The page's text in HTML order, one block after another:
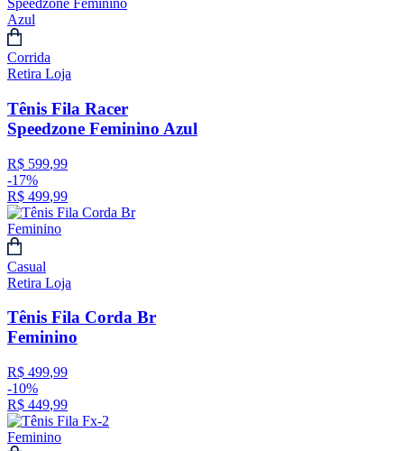
Corrida
Retira Loja
Tênis Fila Racer
Speedzone Feminino Azul
R$ 599,99
-17%
R$ 499,99
Casual
Retira Loja
Tênis Fila Corda Br
Feminino
R$ 499,99
-10%
R$ 449,99